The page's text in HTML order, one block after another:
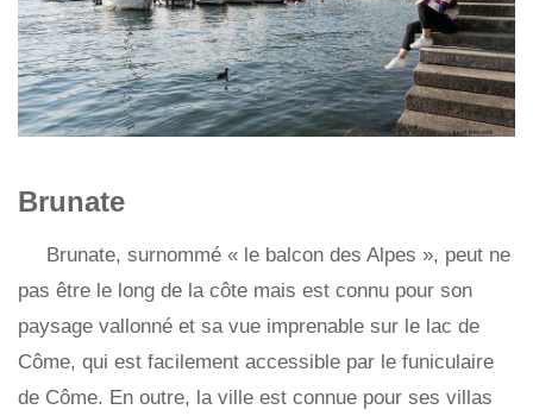
Brunate
Brunate, surnommé « le balcon des Alpes », peut ne
pas être le long de la côte mais est connu pour son
paysage vallonné et sa vue imprenable sur le lac de
Côme, qui est facilement accessible par le funiculaire
de Côme. En outre, la ville est connue pour ses villas